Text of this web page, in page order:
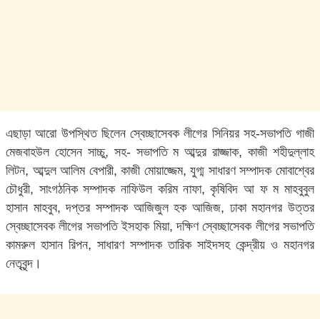
এছাড়া আরো উপস্থিত ছিলেন স্বেচ্ছাসেবক লীগের সিনিয়র সহ-সভাপতি গাজী
মেজবাহউল হোসেন সাচ্চু, সহ- সভাপতি ম আব্দুর রাজ্জাক, কাজী শহীদুল্লাহ
লিটন, আব্দুল আলিম বেপারী, কাজী মোয়াজ্জেম, যুগ্ম সাধারণ সম্পাদক মোবাশ্বের
চৌধুরী, সাংগঠনিক সম্পাদক নাফিউল করিম নাফা, কৃষিবিদ আ ফ ম মাহবুবুল
হাসান মাহবুব, দপ্তর সম্পাদক আজিজুল হক আজিজ, ঢাকা মহানগর উত্তর
স্বেচ্ছাসেবক লীগের সভাপতি ইসহাক মিয়া, দক্ষিণ স্বেচ্ছাসেবক লীগের সভাপতি
কামরুল হাসান রিপন, সাধারণ সম্পাদক তারিক সাইদসহ কেন্দ্রীয় ও মহানগর
নেতৃবৃন্দ।